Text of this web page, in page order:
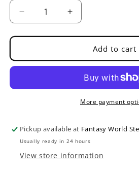
Decrease
quantity
for
POP!
Bitty
4
Increase
quantity
for
Funko
POP!
Bitty
Pop
4
Pack
Add to cart
More payment
Pickup available at Fantasy World
Usually ready in 24 hours
View store information